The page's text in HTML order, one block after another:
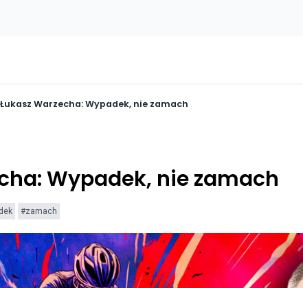
Łukasz Warzecha: Wypadek, nie zamach
Wypadek, nie zamach
#zamach